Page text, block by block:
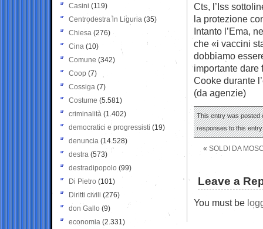
Cts, l’Iss
la protezione
Intanto l’Ema,
che «i vaccini
dobbiamo
importante dare
Cooke durante
(da agenzie)
This entry was posted
responses to this
« SOLDI DA
Leave a
You must be
Casini (119)
Centrodestra in Liguria (35)
Chiesa (276)
Cina (10)
Comune (342)
Coop (7)
Cossiga (7)
Costume (5.581)
criminalità (1.402)
democratici e progressisti (19)
denuncia (14.528)
destra (573)
destradipopolo (99)
Di Pietro (101)
Diritti civili (276)
don Gallo (9)
economia (2.331)